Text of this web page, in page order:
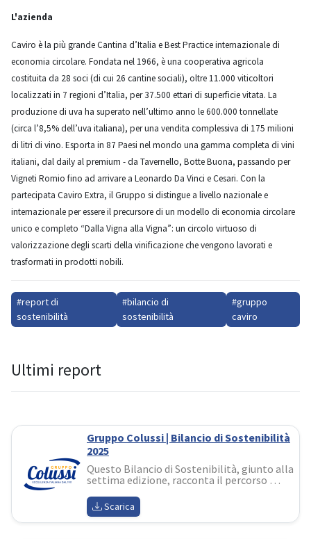
L'azienda
Caviro è la più grande Cantina d’Italia e Best Practice internazionale di
economia circolare. Fondata nel 1966, è una cooperativa agricola
costituita da 28 soci (di cui 26 cantine sociali), oltre 11.000 viticoltori
localizzati in 7 regioni d’Italia, per 37.500 ettari di superficie vitata. La
produzione di uva ha superato nell’ultimo anno le 600.000 tonnellate
(circa l’8,5% dell’uva italiana), per una vendita complessiva di 175 milioni
di litri di vino. Esporta in 87 Paesi nel mondo una gamma completa di vini
italiani, dal daily al premium - da Tavernello, Botte Buona, passando per
Vigneti Romio fino ad arrivare a Leonardo Da Vinci e Cesari. Con la
partecipata Caviro Extra, il Gruppo si distingue a livello nazionale e
internazionale per essere il precursore di un modello di economia circolare
unico e completo “Dalla Vigna alla Vigna”: un circolo virtuoso di
valorizzazione degli scarti della vinificazione che vengono lavorati e
trasformati in prodotti nobili.
#report di
sostenibilità
#bilancio di
sostenibilità
#gruppo
caviro
Ultimi report
Gruppo Colussi | Bilancio di Sostenibilità
2025
Questo Bilancio di Sostenibilità, giunto alla
settima edizione, racconta il percorso
non un adempimento, ma uno strumento
di valore, di dialogo e di responsabilità
Scarica